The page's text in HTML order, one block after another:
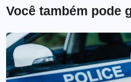
Você também pode